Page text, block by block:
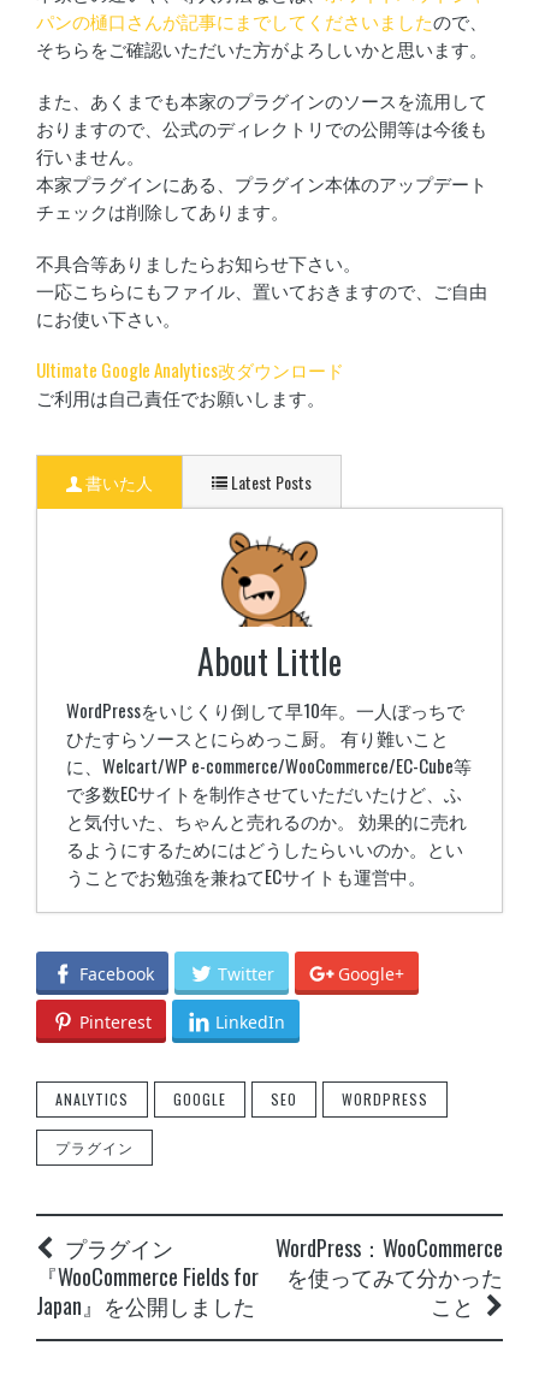
パンの樋口さんが記事にまでしてくださいましたので、
そちらをご確認いただいた方がよろしいかと思います。
また、あくまでも本家のプラグインのソースを流用して
おりますので、公式のディレクトリでの公開等は今後も
行いません。
本家プラグインにある、プラグイン本体のアップデート
チェックは削除してあります。
不具合等ありましたらお知らせ下さい。
一応こちらにもファイル、置いておきますので、ご自由
にお使い下さい。
Ultimate Google Analytics改ダウンロード
ご利用は自己責任でお願いします。
書いた人 Latest Posts
About Little
WordPressをいじくり倒して早10年。一人ぼっちで
ひたすらソースとにらめっこ厨。 有り難いこと
に、Welcart/WP e-commerce/WooCommerce/EC-Cube等
で多数ECサイトを制作させていただいたけど、ふ
と気付いた、ちゃんと売れるのか。 効果的に売れ
るようにするためにはどうしたらいいのか。とい
うことでお勉強を兼ねてECサイトも運営中。
Facebook GraphAPI v2.9でいいね・シェア数
をPHPで取得して表示- 2017年9月7日
phpstormのFilewatcherでautoprefixerを使う
方法
- 2017年1月19日
ューを実装- 2016年1月14日
WordPress：WooCommerceを使ってみて分
誰得なプラグイン Ultimate Google Analytics
日
プラグイン『WooCommerce Fields for
Japan』を公開しました - 2013年4月21日
公式 WordPress.orgプラグインディレクト
リでのプラグイン公開のススメ- 2013年4
Facebook Twitter Google+
Pinterest LinkedIn
ANALYTICS GOOGLE SEO WORDPRESS
プラグイン
WordPress：WooCommerce
を使ってみて分かった
こと
プラグイン
『WooCommerce Fields for
Japan』を公開しました